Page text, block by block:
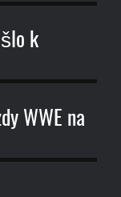
k
WWE na